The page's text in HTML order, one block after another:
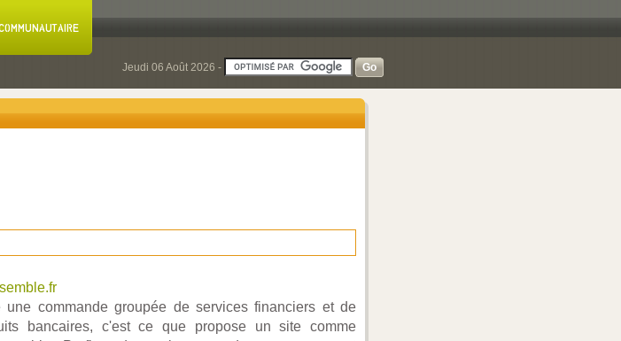
Jeudi 06 Août 2026 -
une commande groupée de services financiers et de
bancaires, c'est ce que propose un site comme